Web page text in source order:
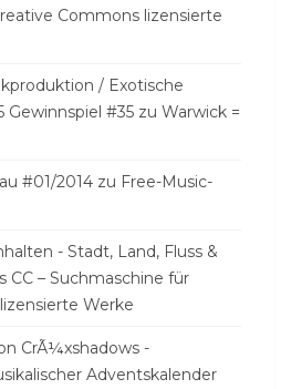
Commons lizensierte
/ Exotische
Gewinnspiel #35 zu Warwick =
#01/2014 zu Free-Music-
- Stadt, Land, Fluss &
CC – Suchmaschine für
Werke
CrÃ¼xshadows -
Adventskalender